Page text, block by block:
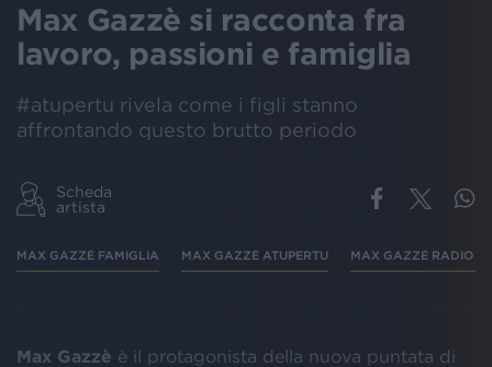
Max Gazzè si racconta fra
lavoro, passioni e famiglia
#atupertu rivela come i figli stanno
affrontando questo brutto periodo
Scheda
artista
MAX GAZZÈ FAMIGLIA MAX GAZZÈ ATUPERTU MAX GAZZÈ RADIO
Max Gazzè è il protagonista della nuova puntata di